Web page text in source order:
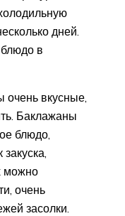
дней.
в
очень вкусные,
Баклажаны
блюдо,
можно
очень
засолки.